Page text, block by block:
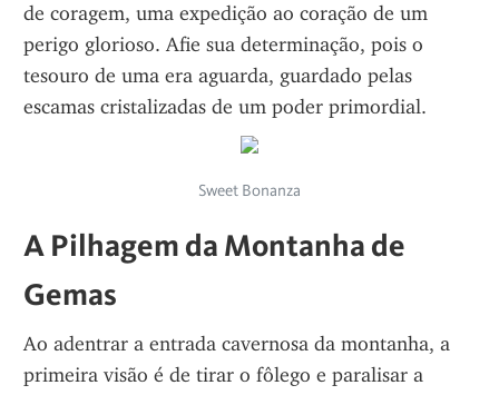
de coragem, uma expedição ao coração de um
perigo glorioso. Afie sua determinação, pois o
tesouro de uma era aguarda, guardado pelas
escamas cristalizadas de um poder primordial.
Sweet Bonanza
A Pilhagem da Montanha de
Gemas
Ao adentrar a entrada cavernosa da montanha, a
primeira visão é de tirar o fôlego e paralisar a